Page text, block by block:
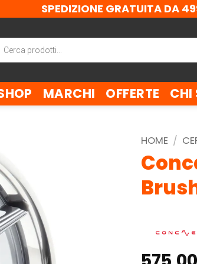
SPEDIZIONE GRATUITA DA
MARCHI OFFERTE CHI
HOME /